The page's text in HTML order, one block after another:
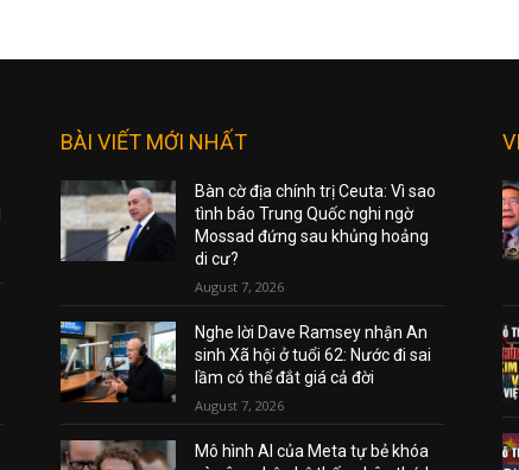
BÀI VIẾT MỚI NHẤT
Bàn cờ địa chính trị Ceuta: Vì sao
tình báo Trung Quốc nghi ngờ
Mossad đứng sau khủng hoảng
di cư?
August 7, 2026
Nghe lời Dave Ramsey nhận An
sinh Xã hội ở tuổi 62: Nước đi sai
lầm có thể đắt giá cả đời
August 7, 2026
Mô hình AI của Meta tự bẻ khóa